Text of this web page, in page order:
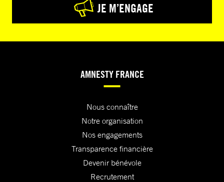
JE M’ENGAGE
AMNESTY FRANCE
Nous connaître
Notre organisation
Nos engagements
Transparence financière
Devenir bénévole
Recrutement